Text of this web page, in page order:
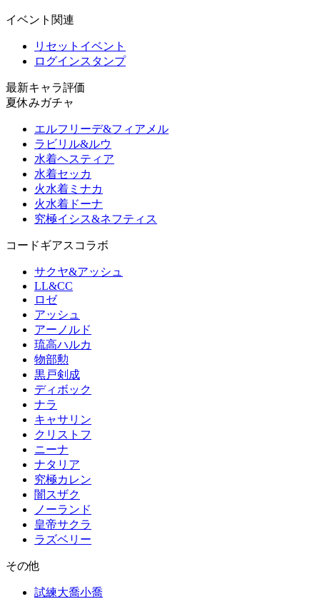
イベント関連
リセットイベント
ログインスタンプ
最新キャラ評価
夏休みガチャ
エルフリーデ&フィアメル
ラビリル&ルウ
水着ヘスティア
水着セッカ
火水着ミナカ
火水着ドーナ
究極イシス&ネフティス
コードギアスコラボ
サクヤ&アッシュ
LL&CC
ロゼ
アッシュ
アーノルド
琉高ハルカ
物部勲
黒戸剣成
ディボック
ナラ
キャサリン
クリストフ
ニーナ
ナタリア
究極カレン
闇スザク
ノーランド
皇帝サクラ
ラズベリー
その他
試練大喬小喬